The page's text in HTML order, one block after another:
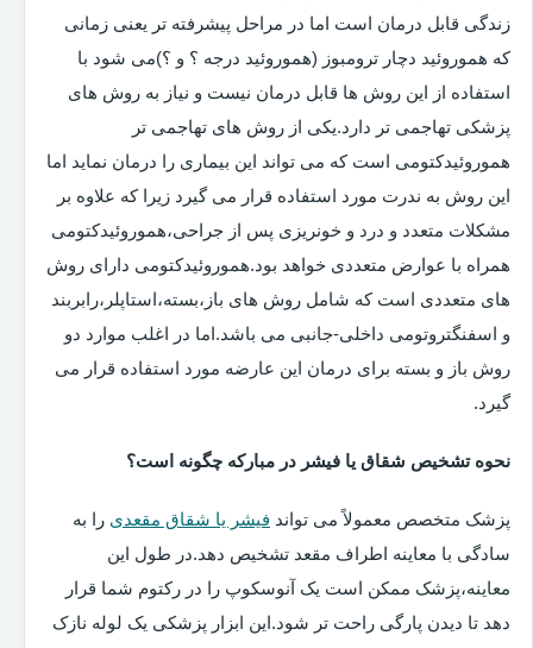
زندگی قابل درمان است اما در مراحل پیشرفته تر یعنی زمانی
که هموروئید دچار ترومبوز (هموروئید درجه ؟ و ؟)می شود با
استفاده از این روش ها قابل درمان نیست و نیاز به روش های
پزشکی تهاجمی تر دارد.یکی از روش های تهاجمی تر
هموروئیدکتومی است که می تواند این بیماری را درمان نماید اما
این روش به ندرت مورد استفاده قرار می گیرد زیرا که علاوه بر
مشکلات متعدد و درد و خونریزی پس از جراحی،هموروئیدکتومی
همراه با عوارض متعددی خواهد بود.هموروئیدکتومی دارای روش
های متعددی است که شامل روش های باز،بسته،استاپلر،رابربند
و اسفنگتروتومی داخلی-جانبی می باشد.اما در اغلب موارد دو
روش باز و بسته برای درمان این عارضه مورد استفاده قرار می
گیرد.
نحوه تشخیص شقاق یا فیشر در مبارکه چگونه است؟
پزشک متخصص معمولاً می تواند فیشر یا شقاق مقعدی را به
سادگی با معاینه اطراف مقعد تشخیص دهد.در طول این
معاینه،پزشک ممکن است یک آنوسکوپ را در رکتوم شما قرار
دهد تا دیدن پارگی راحت تر شود.این ابزار پزشکی یک لوله نازک